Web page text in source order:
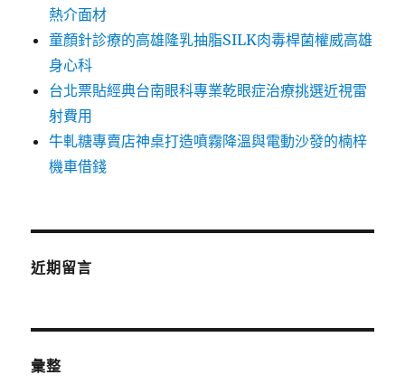
熱介面材
童顏針診療的高雄隆乳抽脂SILK肉毒桿菌權威高雄
身心科
台北票貼經典台南眼科專業乾眼症治療挑選近視雷
射費用
牛軋糖專賣店神桌打造噴霧降溫與電動沙發的楠梓
機車借錢
近期留言
彙整